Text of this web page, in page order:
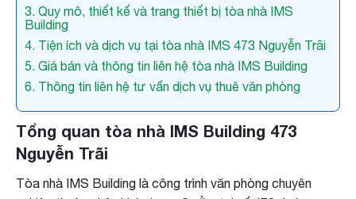
3. Quy mô, thiết kế và trang thiết bị tòa nhà IMS
Building
4. Tiện ích và dịch vụ tại tòa nhà IMS 473 Nguyễn Trãi
5. Giá bán và thông tin liên hệ tòa nhà IMS Building
6. Thông tin liên hệ tư vấn dịch vụ thuê văn phòng
Tổng quan tòa nhà IMS Building 473
Nguyễn Trãi
Tòa nhà IMS Building là công trình văn phòng chuyên